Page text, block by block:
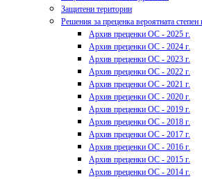
Защитени територии
Решения за преценка вероятната степен
Архив преценки ОС - 2025 г.
Архив преценки ОС - 2024 г.
Архив преценки ОС - 2023 г.
Архив преценки ОС - 2022 г.
Архив преценки ОС - 2021 г.
Архив преценки ОС - 2020 г.
Архив преценки ОС - 2019 г.
Архив преценки ОС - 2018 г.
Архив преценки ОС - 2017 г.
Архив преценки ОС - 2016 г.
Архив преценки ОС - 2015 г.
Архив преценки ОС - 2014 г.